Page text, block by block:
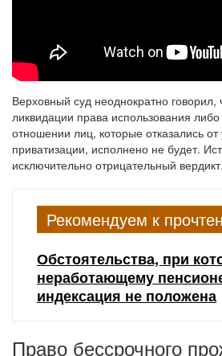
Верховный суд неоднократно говорил,
ликвидации права использования
отношении лиц, которые отказались от
приватизации, исполнено не будет.
исключительно отрицательный вердикт.
Рекомендуем к
Обстоятельства, при
неработающему
индексация не положена
Право бессрочного